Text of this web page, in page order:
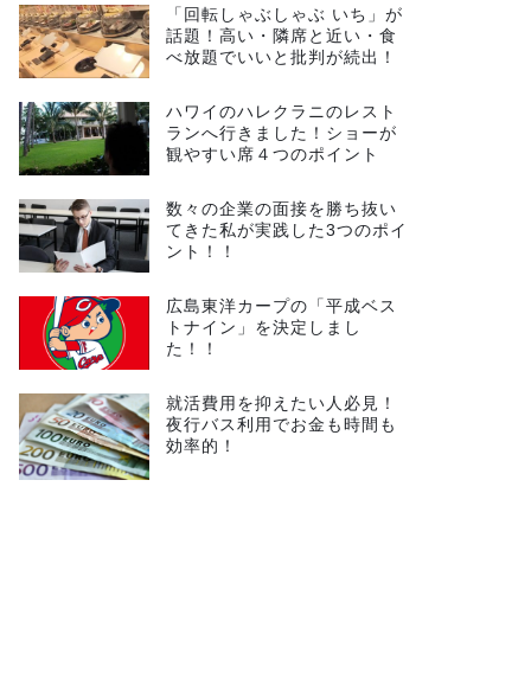
「回転しゃぶしゃぶ いち」が
話題！高い・隣席と近い・食
べ放題でいいと批判が続出！
ハワイのハレクラニのレスト
ランへ行きました！ショーが
観やすい席４つのポイント
数々の企業の面接を勝ち抜い
てきた私が実践した3つのポイ
ント！！
広島東洋カープの「平成ベス
トナイン」を決定しまし
た！！
就活費用を抑えたい人必見！
夜行バス利用でお金も時間も
効率的！